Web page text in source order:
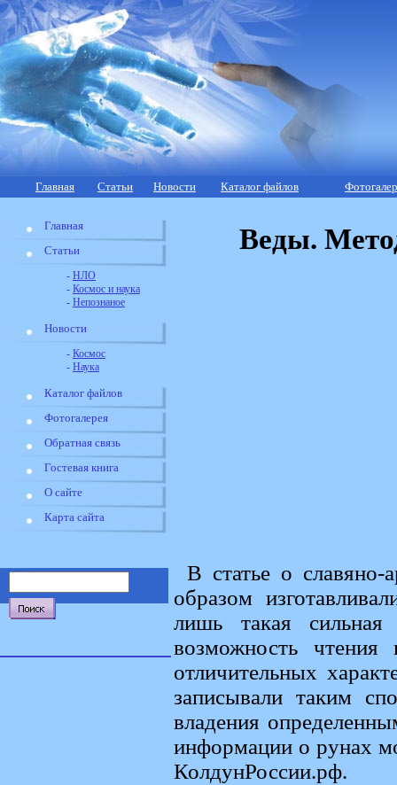
Главная Статьи Новости Каталог файлов
Главная
Статьи
- НЛО
- Космос и наука
- Непознаное
Новости
- Космос
- Наука
Каталог файлов
Фотогалерея
Обратная связь
Гостевая книга
О сайте
Карта сайта
Веды.
В статье о славяно-
образом
лишь такая сильная
возможность
отличительных
записывали таким
владения
информации о рунах
КолдунРоссии.рф.